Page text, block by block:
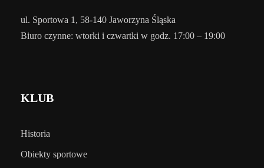
ul. Sportowa 1, 58-140 Jaworzyna Śląska
Biuro czynne: wtorki i czwartki w godz. 17:00 – 19:00
KLUB
Historia
Obiekty sportowe